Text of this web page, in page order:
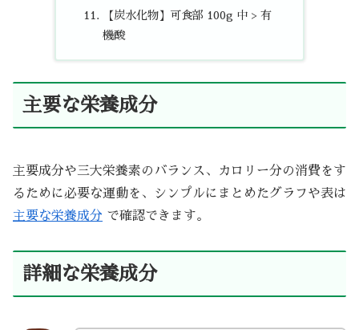
【炭水化物】可食部 100g 中 > 有
機酸
主要な栄養成分
主要成分や三大栄養素のバランス、カロリー分の消費をす
るために必要な運動を、シンプルにまとめたグラフや表は
主要な栄養成分 で確認できます。
詳細な栄養成分